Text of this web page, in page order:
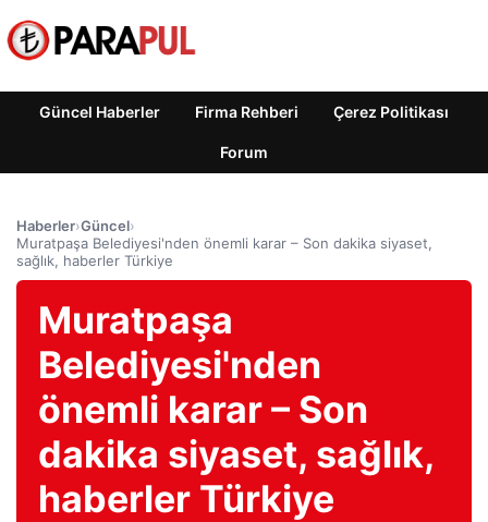
Güncel Haberler Firma Rehberi Çerez Politikası
Forum
Haberler›Güncel›
Muratpaşa Belediyesi'nden önemli karar – Son dakika siyaset,
sağlık, haberler Türkiye
Muratpaşa
Belediyesi'nden
önemli karar – Son
dakika siyaset, sağlık,
haberler Türkiye